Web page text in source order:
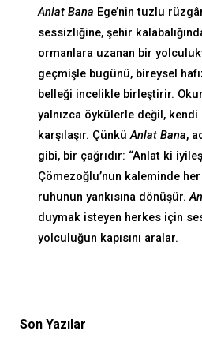
Anlat Bana Ege’nin tuzlu
sessizliğine, şehir
ormanlara uzanan bir
geçmişle bugünü, bireysel
belleği incelikle birleştirir.
yalnızca öykülerle değil,
karşılaşır. ÇünküAnlat Bana,
gibi, bir çağrıdır: “Anlat ki
Çömezoğlu’nun kaleminde
ruhunun yankısına dönüşür.
duymak isteyen herkes için
yolculuğun kapısını aralar.
Son Yazılar